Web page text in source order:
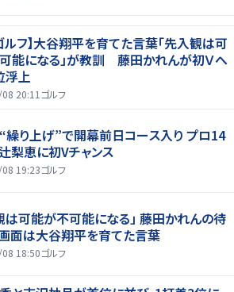
ルフ】大谷翔平を育てた言葉「先入観は可
能になる」が教訓 藤田かれんが初Ｖへ
浮上
20:11 ゴルフ
繰り上げ”で開幕前日コース入り プロ14
梨恵に初Vチャンス
19:23ゴルフ
は可能が不可能になる」 藤田かれんの待
面は大谷翔平を育てた言葉
18:50ゴルフ